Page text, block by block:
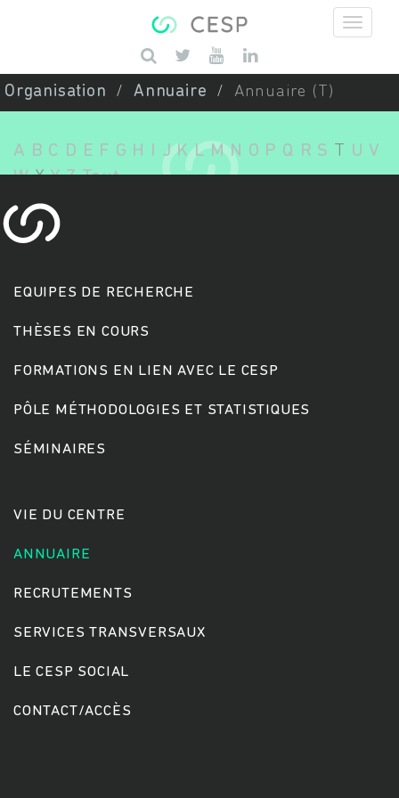
Saisissez vos mots-clés
Organisation Annuaire Annuaire (T)
A B C D E F G H J K L M N O P Q R S U V
W X Y Z Tout
EQUIPES DE RECHERCHE
THÈSES EN COURS
FORMATIONS EN LIEN AVEC LE CESP
PÔLE MÉTHODOLOGIES ET STATISTIQUES
SÉMINAIRES
VIE DU CENTRE
ANNUAIRE
RECRUTEMENTS
SERVICES TRANSVERSAUX
LE CESP SOCIAL
CONTACT/ACCÈS